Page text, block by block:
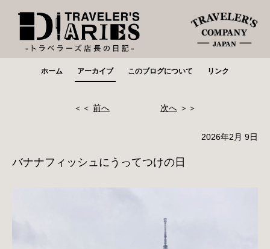
ホーム アーカイブ このブログについて リンク
＜＜ 前へ 次へ ＞＞
2026年2月 9日
バナナフィッシュにうってつけの日